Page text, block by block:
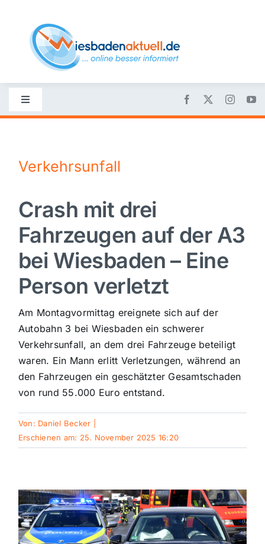
content
Toggle
Navigation
Nachrichten
Politik
Wirtschaft
Sport
Kultur
Panorama
Galerie
Polizeimeldungen
Verkehrsunfall
Crash mit drei
Fahrzeugen auf der A3
bei Wiesbaden – Eine
Person verletzt
Am Montagvormittag ereignete sich auf der
Autobahn 3 bei Wiesbaden ein schwerer
Verkehrsunfall, an dem drei Fahrzeuge beteiligt
waren. Ein Mann erlitt Verletzungen, während an
den Fahrzeugen ein geschätzter Gesamtschaden
von rund 55.000 Euro entstand.
Von: Daniel Becker
Erschienen am: 25. November 2025 16:20